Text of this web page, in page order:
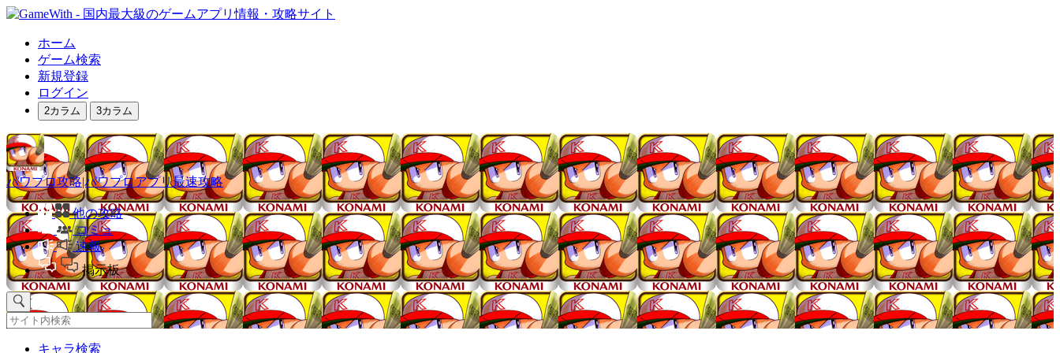
ホーム
ゲーム検索
新規登録
ログイン
2カラム 3カラム
パワプロ攻略|パワプロアプリ最速攻略
他の攻略
コミュ
速報
掲示板
キャラ検索